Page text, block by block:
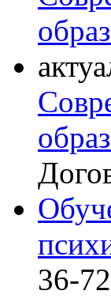
36-